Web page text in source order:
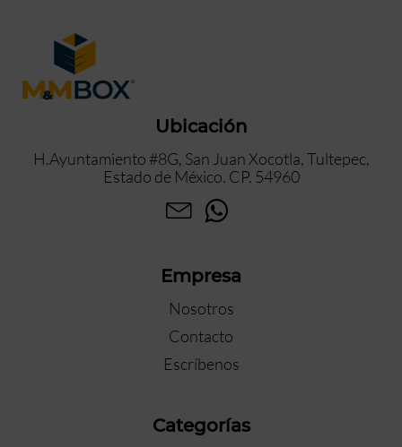
Ubicación
H.Ayuntamiento #8G, San Juan Xocotla, Tultepec,
Estado de México. CP. 54960
Empresa
Nosotros
Contacto
Escríbenos
Categorías